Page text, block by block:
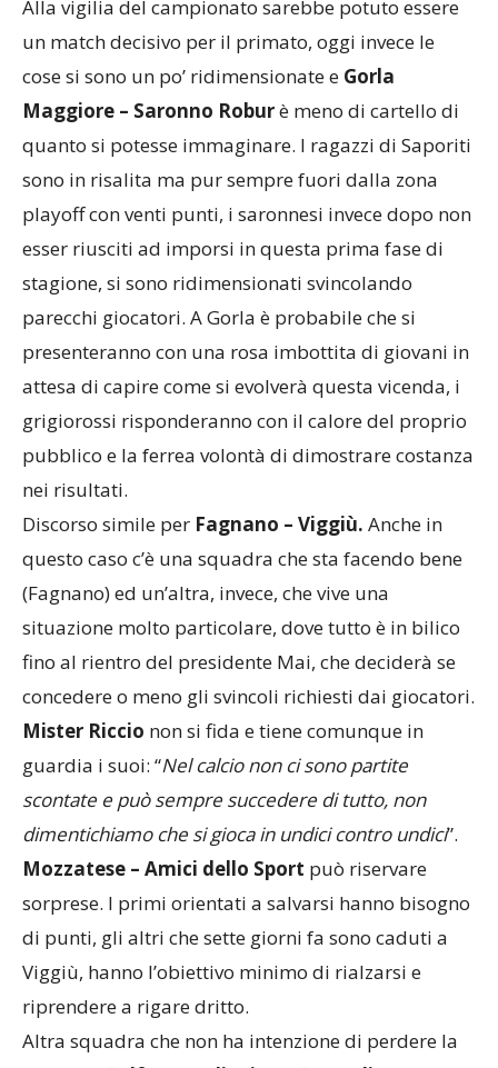
Da tenere d’occhio
Alla vigilia del campionato sarebbe potuto essere
un match decisivo per il primato, oggi invece le
cose si sono un po’ ridimensionate e Gorla
Maggiore – Saronno Roburè meno di cartello di
quanto si potesse immaginare. I ragazzi di Saporiti
sono in risalita ma pur sempre fuori dalla zona
playoff con venti punti, i saronnesi invece dopo non
esser riusciti ad imporsi in questa prima fase di
stagione, si sono ridimensionati svincolando
parecchi giocatori. A Gorla è probabile che si
presenteranno con una rosa imbottita di giovani in
attesa di capire come si evolverà questa vicenda, i
grigiorossi risponderanno con il calore del proprio
pubblico e la ferrea volontà di dimostrare costanza
nei risultati.
Discorso simile per Fagnano – Viggiù.Anche in
questo caso c’è una squadra che sta facendo bene
(Fagnano) ed un’altra, invece, che vive una
situazione molto particolare, dove tutto è in bilico
fino al rientro del presidente Mai, che deciderà se
concedere o meno gli svincoli richiesti dai giocatori.
Mister Riccionon si fida e tiene comunque in
guardia i suoi: “Nel calcio non ci sono partite
scontate e può sempre succedere di tutto, non
dimentichiamo che si gioca in undici contro undici
Mozzatese – Amici dello Sportpuò riservare
sorprese. I primi orientati a salvarsi hanno bisogno
di punti, gli altri che sette giorni fa sono caduti a
Viggiù, hanno l’obiettivo minimo di rialzarsi e
riprendere a rigare dritto.